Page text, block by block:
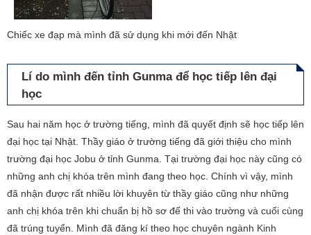
Chiếc xe đạp mà mình đã sử dụng khi mới đến Nhật
Lí do mình đến tỉnh Gunma để học tiếp lên đại
học
Sau hai năm học ở trường tiếng, mình đã quyết định sẽ học tiếp lên
đại học tại Nhật. Thầy giáo ở trường tiếng đã giới thiệu cho mình
trường đại học Jobu ở tỉnh Gunma. Tại trường đại học này cũng có
những anh chị khóa trên mình đang theo học. Chính vì vậy, mình
đã nhận được rất nhiều lời khuyên từ thầy giáo cũng như những
anh chị khóa trên khi chuẩn bị hồ sơ để thi vào trường và cuối cùng
đã trúng tuyển. Mình đã đăng kí theo học chuyên ngành Kinh